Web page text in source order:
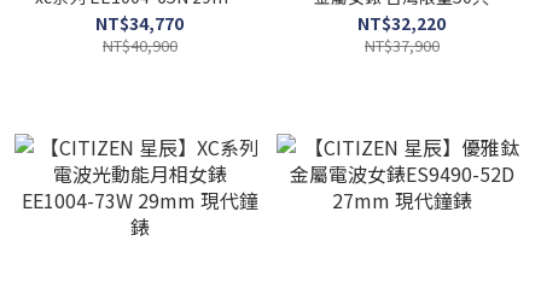
現代鐘錶
NT$34,770
NT$40,900
ES9490-87D 27mm 現代鐘
錶
NT$32,220
NT$37,900